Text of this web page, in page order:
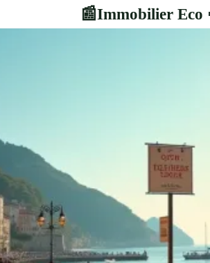
📰Immobilier Eco